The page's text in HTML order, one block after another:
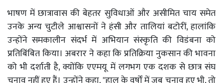
भाषण में छात्रावास की बेहतर सुविधाओं और असीमित चाय समेत
उनके अन्य चुटीले आश्वासनों ने हंसी और तालियां बटोरीं, हालांकि
उन्होंने समकालीन संदर्भ में अभियान संस्कृति की विडंबना को
प्रतिबिंबित किया। अबरार ने कहा कि प्रतिक्रिया नुकसान की भावना
को भी दर्शाती है, क्योंकि एएमयू में लगभग एक दशक से छात्र संघ